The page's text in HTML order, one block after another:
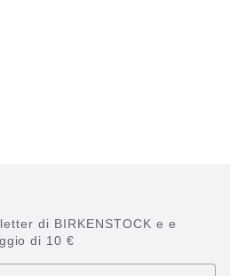
di BIRKENSTOCK e e
di 10 €